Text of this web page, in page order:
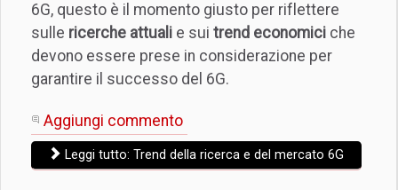
6G, questo è il momento giusto per riflettere
sulle ricerche attuali e sui trend economici che
devono essere prese in considerazione per
garantire il successo del 6G.
Aggiungi commento
Leggi tutto: Trend della ricerca e del mercato 6G